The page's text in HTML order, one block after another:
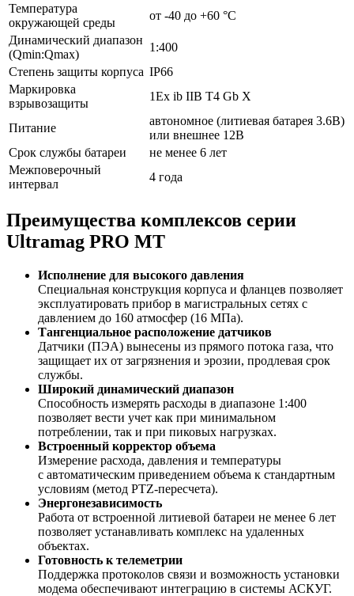
Температура
окружающей среды
от -40 до +60 °С
Динамический диапазон
(Qmin:Qmax)
1:400
Степень защиты корпуса IP66
Маркировка
взрывозащиты
1Ex ib IIB T4 Gb X
Питание
автономное (литиевая батарея 3.6В)
или внешнее 12В
Срок службы батареи
не менее 6 лет
Межповерочный
интервал
4 года
Преимущества комплексов серии
Ultramag PRO MT
Исполнение для высокого давления
Специальная конструкция корпуса и фланцев позволяет
эксплуатировать прибор в магистральных сетях с
давлением до 160 атмосфер (16 МПа).
Тангенциальное расположение датчиков
Датчики (ПЭА) вынесены из прямого потока газа, что
защищает их от загрязнения и эрозии, продлевая срок
службы.
Широкий динамический диапазон
Способность измерять расходы в диапазоне 1:400
позволяет вести учет как при минимальном
потреблении, так и при пиковых нагрузках.
Встроенный корректор объема
Измерение расхода, давления и температуры
с автоматическим приведением объема к стандартным
условиям (метод PTZ-пересчета).
Энергонезависимость
Работа от встроенной литиевой батареи не менее 6 лет
позволяет устанавливать комплекс на удаленных
объектах.
Готовность к телеметрии
Поддержка протоколов связи и возможность установки
модема обеспечивают интеграцию в системы АСКУГ.